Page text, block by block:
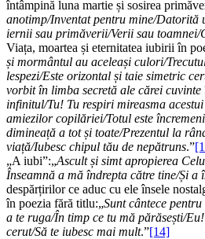
întâmpină luna martie și sosirea
anotimp/Inventat pentru mine/Datorită
iernii sau primăverii/Verii sau
Viața, moartea și eternitatea iubirii în
și mormântul au aceleași culori/
lespezi/Este orizontal și taie simetric
vorbit în limba secretă ale cărei cuvinte
infinitul/Tu! Tu respiri mireasma
amiezilor copilăriei/Totul este
dimineață a tot și toate/Prezentul la
viață/Iubesc chipul tău de nepătruns.”
„A iubi”:„Ascult și simt apropierea
Înseamnă a mă îndrepta către tine/Și a
despărțirilor ce aduc cu ele însele
în poezia fără titlu:„Sunt cântece
a te ruga/În timp ce tu mă părăsești/
cerut/Să te iubesc mai mult.”[14]